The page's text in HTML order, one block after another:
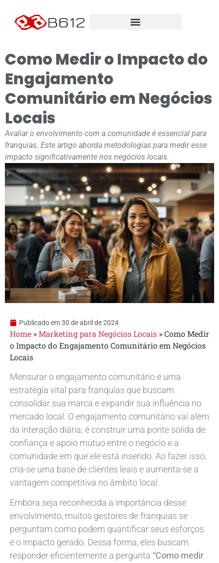
Como Medir o Impacto do
Engajamento
Comunitário em Negócios
Locais
Avaliar o envolvimento com a comunidade é essencial para
franquias. Este artigo aborda metodologias para medir esse
impacto significativamente nos negócios locais.
Publicado em30 de abril de 2024
Home »Marketing para Negócios Locais »Como Medir
o Impacto do Engajamento Comunitário em Negócios
Locais
Mensurar o engajamento comunitário é uma
estratégia vital para franquias que buscam
consolidar sua marca e expandir sua influência no
mercado local. O engajamento comunitário vai além
da interação diária; é construir uma ponte sólida de
confiança e apoio mútuo entre o negócio e a
comunidade em que ele está inserido. Ao fazer isso,
cria-se uma base de clientes leais e aumenta-se a
vantagem competitiva no âmbito local.
Embora seja reconhecida a importância desse
envolvimento, muitos gestores de franquias se
perguntam como podem quantificar seus esforços
e o impacto gerado. Dessa forma, eles buscam
responder eficientemente a pergunta “Como medir